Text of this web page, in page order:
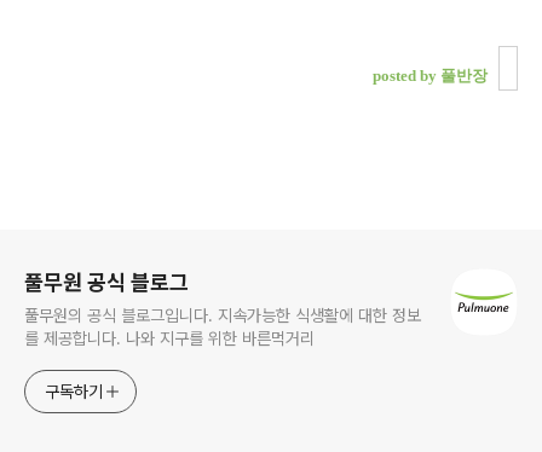
posted by 풀반장
풀무원 공식 블로그
풀무원의 공식 블로그입니다. 지속가능한 식생활에 대한 정보
를 제공합니다. 나와 지구를 위한 바른먹거리
구독하기